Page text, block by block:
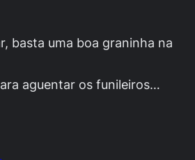
basta uma boa graninha na
aguentar os funileiros…